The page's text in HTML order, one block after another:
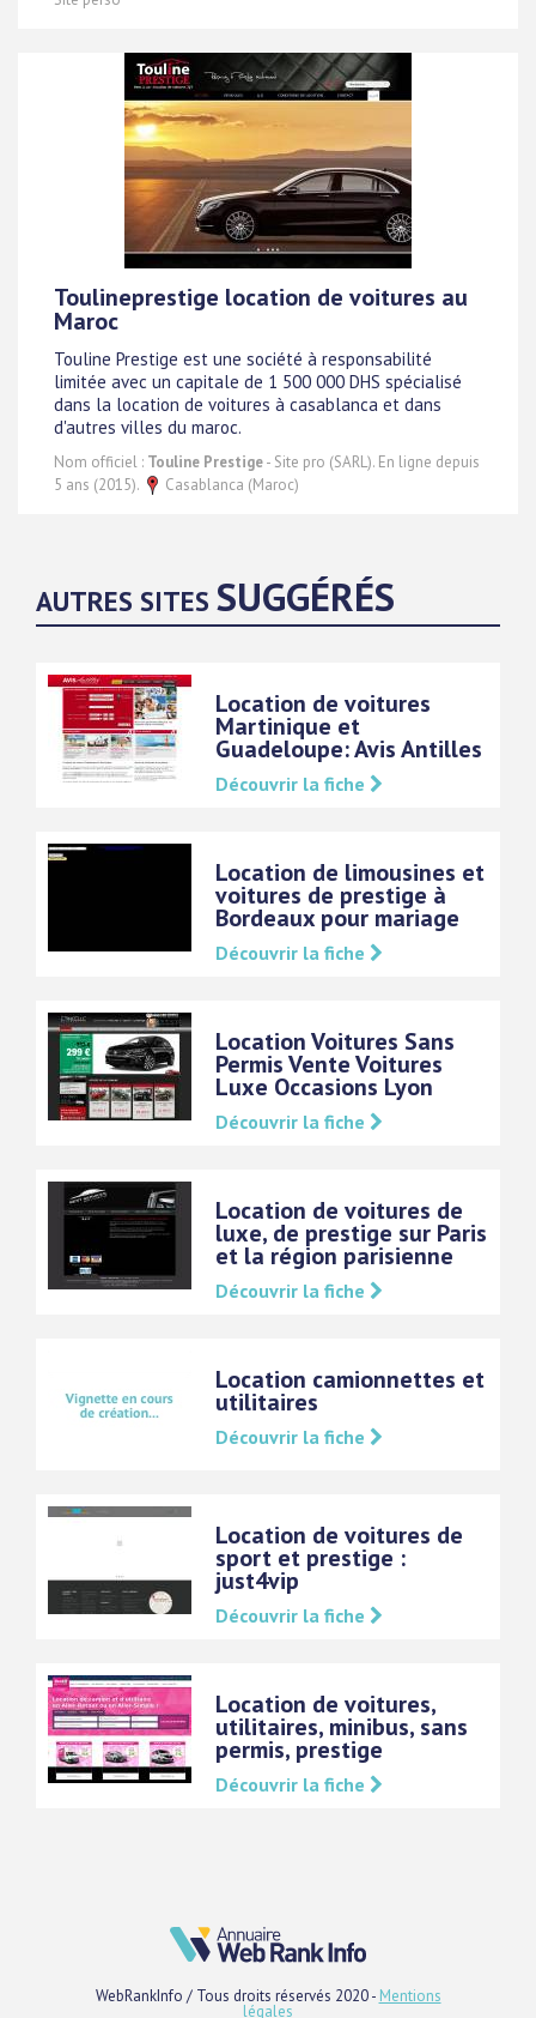
Toulineprestige location de voitures au
Maroc
Touline Prestige est une société à responsabilité
limitée avec un capitale de 1 500 000 DHS spécialisé
dans la location de voitures à casablanca et dans
d'autres villes du maroc.
Nom officiel : Touline Prestige- Site pro (SARL). En ligne depuis
5 ans (2015).
Casablanca (Maroc)
AUTRES SITES SUGGÉRÉS
Location de voitures
Martinique et
Guadeloupe: Avis Antilles
Découvrir la fiche
Location de limousines et
voitures de prestige à
Bordeaux pour mariage
Découvrir la fiche
Location Voitures Sans
Permis Vente Voitures
Luxe Occasions Lyon
Découvrir la fiche
Location de voitures de
luxe, de prestige sur Paris
et la région parisienne
Découvrir la fiche
Location camionnettes et
utilitaires
Découvrir la fiche
Location de voitures de
sport et prestige :
just4vip
Découvrir la fiche
Location de voitures,
utilitaires, minibus, sans
permis, prestige
Découvrir la fiche
WebRankInfo / Tous droits réservés 2020 - Mentions
légales